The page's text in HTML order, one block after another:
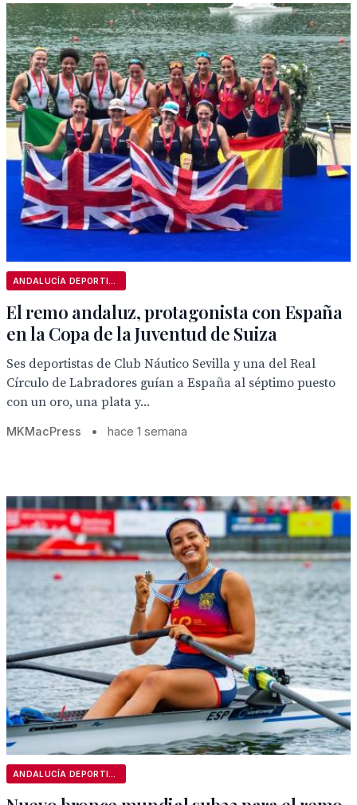
El remo andaluz, protagonista con España
en la Copa de la Juventud de Suiza
Ses deportistas de Club Náutico Sevilla y una del Real
Círculo de Labradores guían a España al séptimo puesto
con un oro, una plata y...
MKMacPress • hace 1 semana